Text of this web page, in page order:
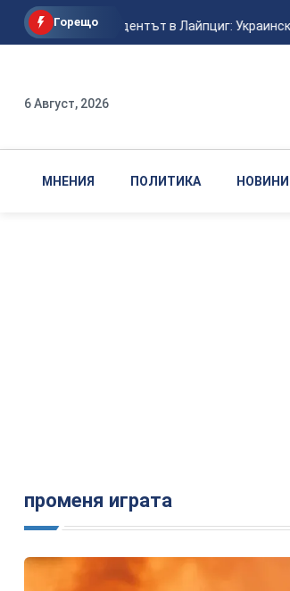
Горещо
Авиоинцидентът в Лайпциг:
6 Август, 2026
МНЕНИЯ ПОЛИТИКА НОВИНИ
променя играта